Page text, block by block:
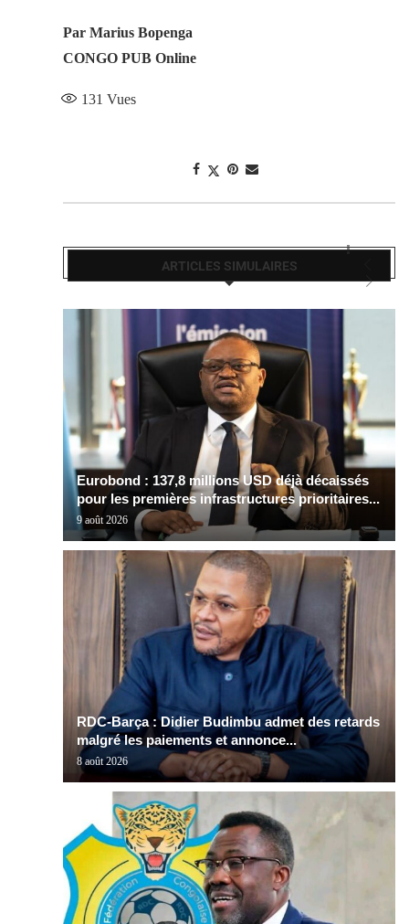
Par Marius Bopenga
CONGO PUB Online
131 Vues
ARTICLES SIMULAIRES
Eurobond : 137,8 millions USD déjà décaissés
pour les premières infrastructures prioritaires...
9 août 2026
RDC-Barça : Didier Budimbu admet des retards
malgré les paiements et annonce...
8 août 2026